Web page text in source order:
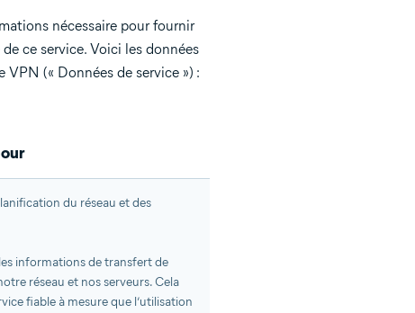
nécessaire pour fournir
ce service. Voici les données
(« Données de service ») :
du réseau et des
informations de transfert de
réseau et nos serveurs. Cela
fiable à mesure que l’utilisation